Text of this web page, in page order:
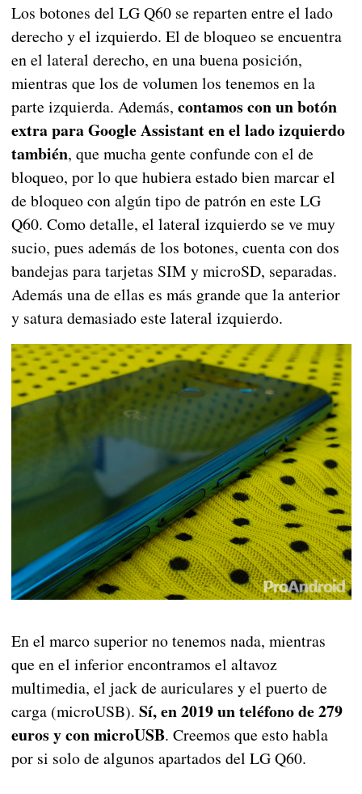
Los botones del LG Q60 se reparten entre el lado
derecho y el izquierdo. El de bloqueo se encuentra
en el lateral derecho, en una buena posición,
mientras que los de volumen los tenemos en la
parte izquierda. Además, contamos con un botón
extra para Google Assistant en el lado izquierdo
también, que mucha gente confunde con el de
bloqueo, por lo que hubiera estado bien marcar el
de bloqueo con algún tipo de patrón en este LG
Q60. Como detalle, el lateral izquierdo se ve muy
sucio, pues además de los botones, cuenta con dos
bandejas para tarjetas SIM y microSD, separadas.
Además una de ellas es más grande que la anterior
y satura demasiado este lateral izquierdo.
En el marco superior no tenemos nada, mientras
que en el inferior encontramos el altavoz
multimedia, el jack de auriculares y el puerto de
carga (microUSB). Sí, en 2019 un teléfono de 279
euros y con microUSB. Creemos que esto habla
por si solo de algunos apartados del LG Q60.